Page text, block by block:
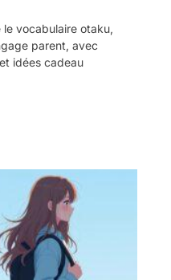
vocabulaire otaku,
parent, avec
idées cadeau